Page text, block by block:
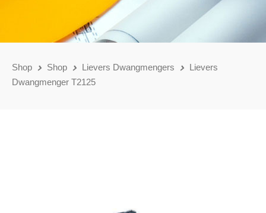
Shop Shop Lievers Dwangmengers
Lievers
Dwangmenger T2125